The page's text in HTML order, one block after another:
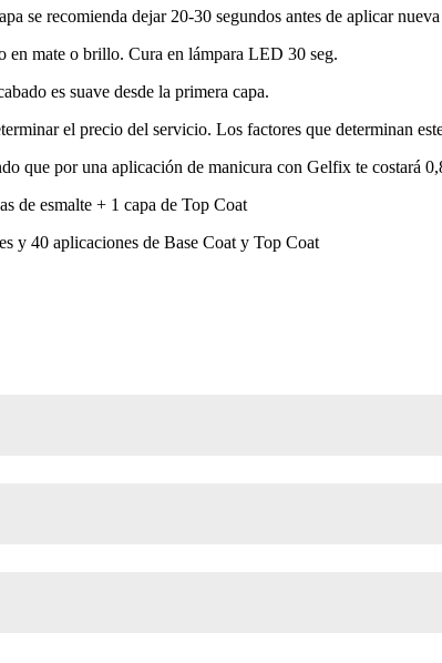
se recomienda dejar 20-30 segundos antes de aplicar
en mate o brillo. Cura en lámpara LED 30 seg.
es suave desde la primera capa.
el precio del servicio. Los factores que determinan
que por una aplicación de manicura con Gelfix te costará
de esmalte + 1 capa de Top Coat
y 40 aplicaciones de Base Coat y Top Coat